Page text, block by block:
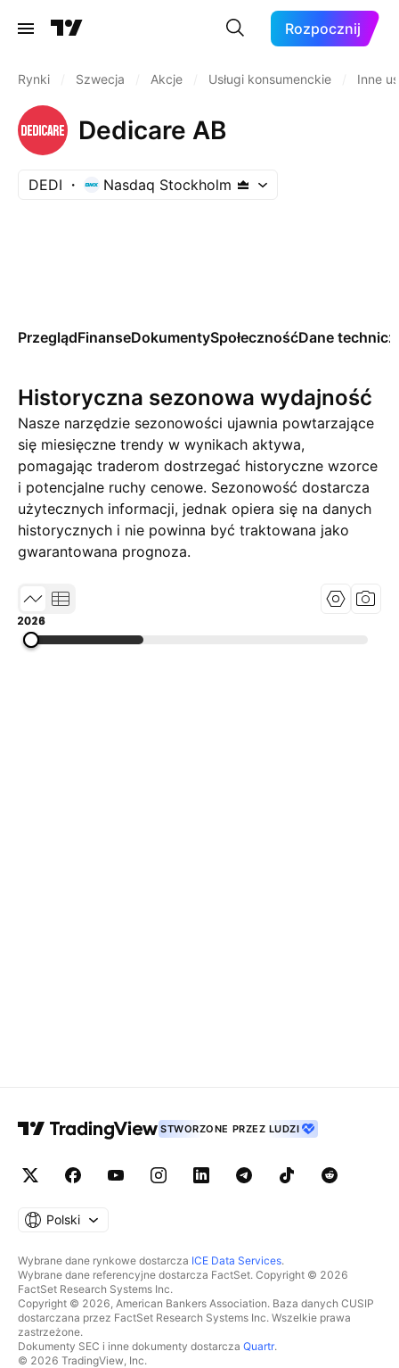
Rozpocznij
Rynki Szwecja Akcje Usługi konsumenckie Inne
Dedicare AB
DEDI Nasdaq Stockholm
PrzeglądFinanseDokumentySpołecznośćDane
Historyczna sezonowa wydajność
Nasze narzędzie sezonowości ujawnia powtarzające
się miesięczne trendy w wynikach aktywa,
pomagając traderom dostrzegać historyczne wzorce
i potencjalne ruchy cenowe. Sezonowość dostarcza
użytecznych informacji, jednak opiera się na danych
historycznych i nie powinna być traktowana jako
gwarantowana prognoza.
2011
2018
2026
STWORZONE PRZEZ LUDZI
Polski
Wybrane dane rynkowe dostarcza ICE Data Services.
Wybrane dane referencyjne dostarcza FactSet. Copyright © 2026
FactSet Research Systems Inc.
Copyright © 2026, American Bankers Association. Baza danych CUSIP
dostarczana przez FactSet Research Systems Inc. Wszelkie prawa
zastrzeżone.
Dokumenty SEC i inne dokumenty dostarcza Quartr.
© 2026 TradingView, Inc.